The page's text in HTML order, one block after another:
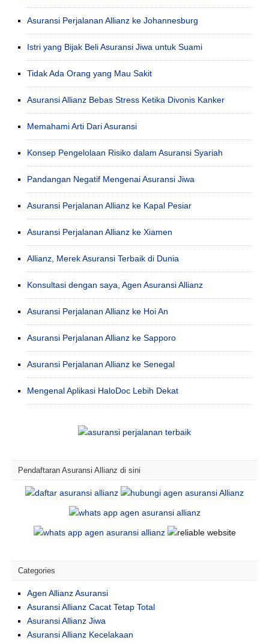
Asuransi Perjalanan Allianz ke Johannesburg
Istri yang Bijak Beli Asuransi Jiwa untuk Suami
Tidak Ada Orang yang Mau Sakit
Asuransi Allianz Bebas Stress Ketika Divonis Kanker
Memahami Arti Dari Asuransi
Konsep Pengelolaan Risiko dalam Asuransi Syariah
Pandangan Negatif Mengenai Asuransi Jiwa
Asuransi Perjalanan Allianz ke Kapal Pesiar
Asuransi Perjalanan Allianz ke Xiamen
Allianz, Merek Asuransi Terbaik di Dunia
Konsultasi dengan saya, Agen Asuransi Allianz
Asuransi Perjalanan Allianz ke Hoi An
Asuransi Perjalanan Allianz ke Sapporo
Asuransi Perjalanan Allianz ke Senegal
Mengenal Aplikasi HaloDoc Lebih Dekat
Pendaftaran Asuransi Allianz di sini
Categories
Agen Allianz Asuransi
Asuransi Allianz Cacat Tetap Total
Asuransi Allianz Jiwa
Asuransi Allianz Kecelakaan